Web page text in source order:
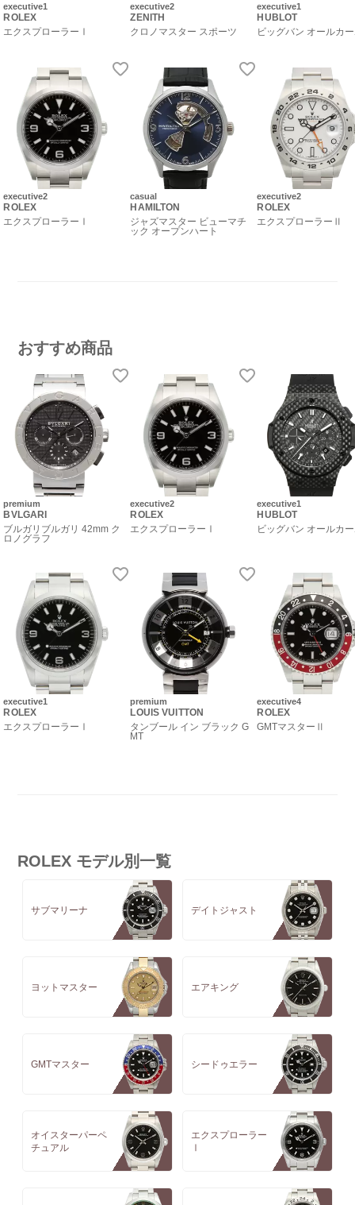
executive1
ROLEX
エクスプローラーⅠ
executive2
ROLEX
エクスプローラーⅠ
executive2
ZENITH
クロノマスター スポーツ
casual
HAMILTON
ジャズマスター ビューマチ
ック オープンハート
executive1
HUBLOT
ビッグバン オールカ
executive2
ROLEX
エクスプローラーⅡ
おすすめ商品
premium
BVLGARI
ブルガリブルガリ 42mm ク
ロノグラフ
executive1
ROLEX
エクスプローラーⅠ
executive2
ROLEX
エクスプローラーⅠ
premium
LOUIS VUITTON
タンブール イン ブラック G
MT
executive1
HUBLOT
ビッグバン オールカ
executive4
ROLEX
GMTマスターⅡ
ROLEX モデル別一覧
サブマリーナ デイトジャスト
ヨットマスター エアキング
GMTマスター シードゥエラー
オイスターパーペ
チュアル
エクスプローラー
Ⅰ